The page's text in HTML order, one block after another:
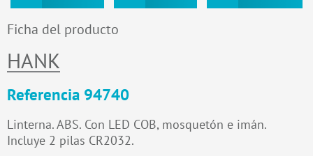
Ficha del producto
HANK
Referencia 94740
Linterna. ABS. Con LED COB, mosquetón e imán.
Incluye 2 pilas CR2032.